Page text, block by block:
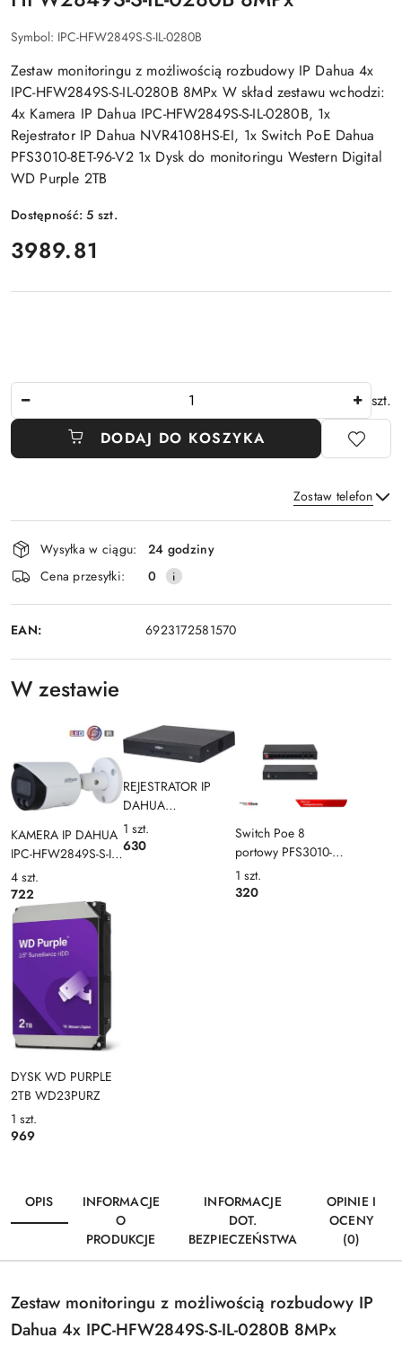
Symbol: IPC-HFW2849S-S-IL-0280B
Zestaw monitoringu z możliwością rozbudowy IP Dahua 4x
IPC-HFW2849S-S-IL-0280B 8MPx W skład zestawu wchodzi:
4x Kamera IP Dahua IPC-HFW2849S-S-IL-0280B, 1x
Rejestrator IP Dahua NVR4108HS-EI, 1x Switch PoE Dahua
PFS3010-8ET-96-V2 1x Dysk do monitoringu Western Digital
WD Purple 2TB
Dostępność:5 szt.
cena:
3989.81
szt.
DODAJ DO KOSZYKA
Zostaw telefon
Wyślij
Dostępność
i
dostawa
Wysyłka w ciągu:
24 godziny
Cena przesyłki:
0
EAN: 6923172581570
W zestawie
KAMERA IP DAHUA
IPC-HFW2849S-S-IL-
0280B
4 szt.
722
REJESTRATOR IP
DAHUA
NVR4108HS-EI
1 szt.
630
Switch Poe 8
portowy PFS3010-
8ET-96-V2 Dahua
1 szt.
320
DYSK WD PURPLE
2TB WD23PURZ
1 szt.
969
OPIS
INFORMACJE
O
PRODUKCJE
INFORMACJE
DOT.
BEZPIECZEŃSTWA
OPINIE I
OCENY
(0)
Zestaw monitoringu z możliwością rozbudowy IP
Dahua 4x IPC-HFW2849S-S-IL-0280B 8MPx